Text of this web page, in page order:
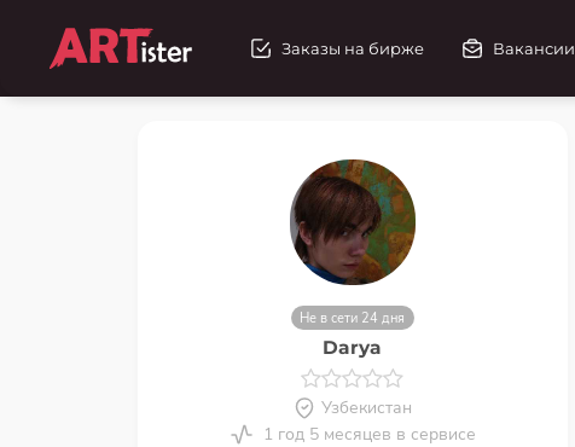
Заказы на бирже Вакансии
Не в сети 24 дня
Darya
Узбекистан
1 год 5 месяцев в сервисе